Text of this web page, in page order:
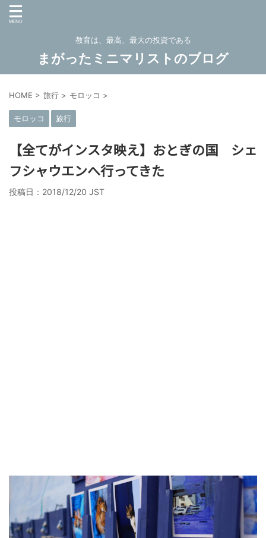
教育は、最高、最大の投資である
まがったミニマリストのブログ
HOME > 旅行 > モロッコ >
モロッコ 旅行
【全てがインスタ映え】おとぎの国 シェ
フシャウエンへ行ってきた
投稿日： 2018/12/20 JST